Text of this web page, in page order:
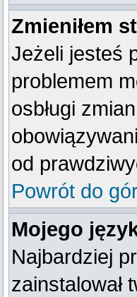
Zmieniłem
Jeżeli jesteś
problemem
osbługi
od
Powrót do
Mojego
Najbardziej
zainstalował